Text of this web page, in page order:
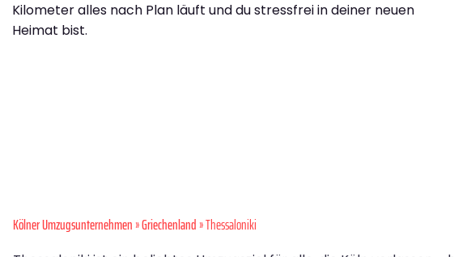
Kilometer alles nach Plan läuft und du stressfrei in deiner neuen
Heimat bist.
Kölner Umzugsunternehmen»Griechenland» Thessaloniki